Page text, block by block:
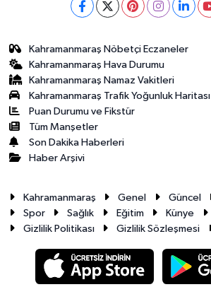
Kahramanmaraş Nöbetçi Eczaneler
Kahramanmaraş Hava Durumu
Kahramanmaraş Namaz Vakitleri
Kahramanmaraş Trafik Yoğunluk Haritası
Puan Durumu ve Fikstür
Tüm Manşetler
Son Dakika Haberleri
Haber Arşivi
Kahramanmaraş Genel Güncel
Spor
Sağlık Eğitim Künye
Gizlilik Politikası
Gizlilik Sözleşmesi